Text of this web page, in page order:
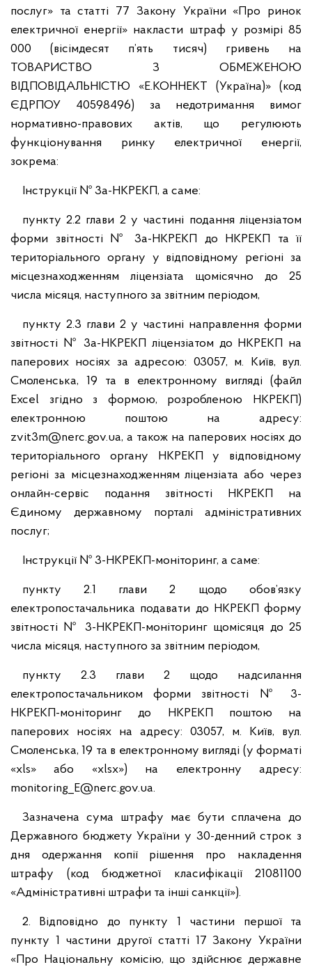
послуг» та статті 77 Закону України «Про ринок
електричної енергії» накласти штраф у розмірі 85
000 (вісімдесят п’ять тисяч) гривень на
ТОВАРИСТВО З ОБМЕЖЕНОЮ
ВІДПОВІДАЛЬНІСТЮ «Е.КОННЕКТ (Україна)» (код
ЄДРПОУ 40598496) за недотримання вимог
нормативно-правових актів, що регулюють
функціонування ринку електричної енергії,
зокрема:
Інструкції № 3а-НКРЕКП, а саме:
пункту 2.2 глави 2 у частині подання ліцензіатом
форми звітності № 3а-НКРЕКП до НКРЕКП та її
територіального органу у відповідному регіоні за
місцезнаходженням ліцензіата щомісячно до 25
числа місяця, наступного за звітним періодом,
пункту 2.3 глави 2 у частині направлення форми
звітності № 3а-НКРЕКП ліцензіатом до НКРЕКП на
паперових носіях за адресою: 03057, м. Київ, вул.
Смоленська, 19 та в електронному вигляді (файл
Excel згідно з формою, розробленою НКРЕКП)
електронною поштою на адресу:
zvit3m@nerc.gov.ua, а також на паперових носіях до
територіального органу НКРЕКП у відповідному
регіоні за місцезнаходженням ліцензіата або через
онлайн-сервіс подання звітності НКРЕКП на
Єдиному державному порталі адміністративних
послуг;
Інструкції № 3-НКРЕКП-моніторинг, а саме:
пункту 2.1 глави 2 щодо обов’язку
електропостачальника подавати до НКРЕКП форму
звітності № 3-НКРЕКП-моніторинг щомісяця до 25
числа місяця, наступного за звітним періодом,
пункту 2.3 глави 2 щодо надсилання
електропостачальником форми звітності № 3-
НКРЕКП-моніторинг до НКРЕКП поштою на
паперових носіях на адресу: 03057, м. Київ, вул.
Смоленська, 19 та в електронному вигляді (у форматі
«xls» або «xlsx») на електронну адресу:
monitoring_E@nerc.gov.ua.
Зазначена сума штрафу має бути сплачена до
Державного бюджету України у 30-денний строк з
дня одержання копії рішення про накладення
штрафу (код бюджетної класифікації 21081100
«Адміністративні штрафи та інші санкції»).
2. Відповідно до пункту 1 частини першої та
пункту 1 частини другої статті 17 Закону України
«Про Національну комісію, що здійснює державне